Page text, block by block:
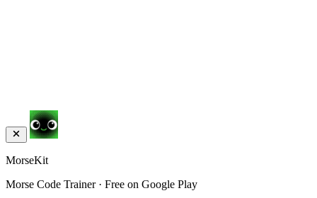
MorseKit
Morse Code Trainer · Free on Google Play